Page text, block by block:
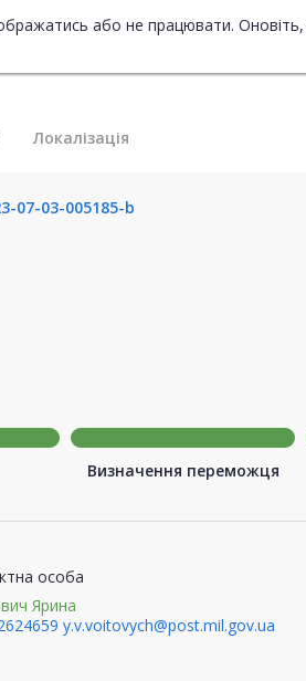
або не працювати.
Локалізація
07-03-005185-b
Визначення переможця
особа
Ярина
y.v.voitovych@post.mil.gov.ua